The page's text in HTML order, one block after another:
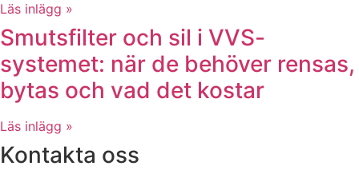
Läs inlägg »
Smutsfilter och sil i VVS-
systemet: när de behöver rensas,
bytas och vad det kostar
Läs inlägg »
Kontakta oss